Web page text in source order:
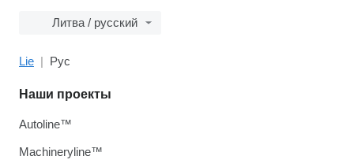
Литва / русский
Lie Рус
Наши проекты
Autoline™
Machineryline™